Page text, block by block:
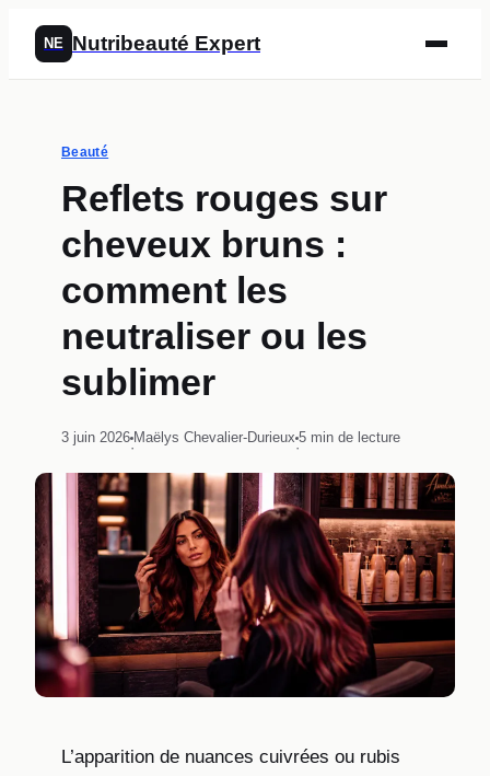
NE Nutribeauté Expert
Beauté
Reflets rouges sur
cheveux bruns :
comment les
neutraliser ou les
sublimer
3 juin 2026
·
Maëlys Chevalier-Durieux
·
5 min de lecture
L’apparition de nuances cuivrées ou rubis